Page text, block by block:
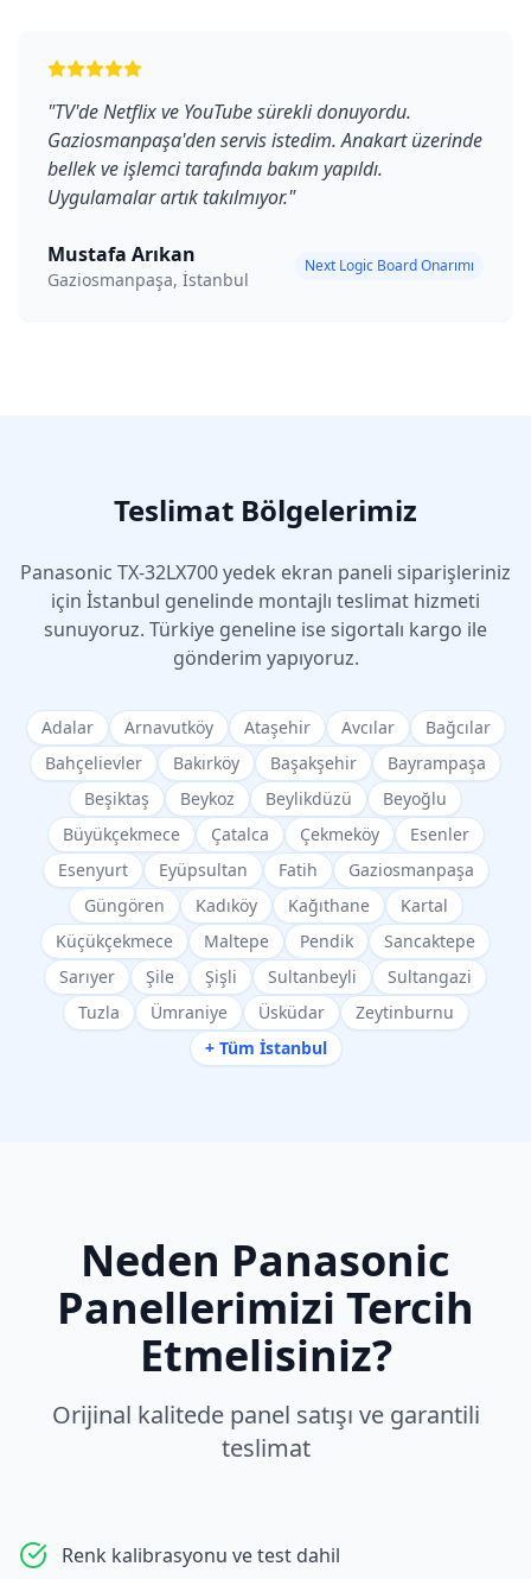
"TV'de Netflix ve YouTube sürekli donuyordu.
Gaziosmanpaşa'den servis istedim. Anakart üzerinde
bellek ve işlemci tarafında bakım yapıldı.
Uygulamalar artık takılmıyor."
Mustafa Arıkan
Gaziosmanpaşa, İstanbul
Next Logic Board Onarımı
Teslimat Bölgelerimiz
Panasonic TX-32LX700yedek ekran paneli siparişleriniz
için İstanbul genelinde montajlı teslimat hizmeti
sunuyoruz. Türkiye geneline ise sigortalı kargo ile
gönderim yapıyoruz.
Adalar Arnavutköy Ataşehir Avcılar
Bağcılar
Bahçelievler
Bakırköy Başakşehir
Bayrampaşa
Beşiktaş
Beykoz Beylikdüzü
Beyoğlu
Büyükçekmece
Çatalca Çekmeköy
Esenler
Esenyurt
Eyüpsultan Fatih
Gaziosmanpaşa
Güngören
Kadıköy Kağıthane
Kartal
Küçükçekmece
Maltepe Pendik
Sancaktepe
Sarıyer
Şile Şişli Sultanbeyli
Sultangazi
Tuzla
Ümraniye Üsküdar
Zeytinburnu
+ Tüm İstanbul
Neden Panasonic
Panellerimizi Tercih
Etmelisiniz?
Orijinal kalitede panel satışı ve garantili
teslimat
Renk kalibrasyonu ve test dahil